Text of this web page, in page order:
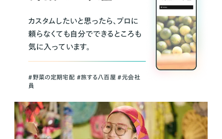
カスタムしたいと思ったら、プロに
頼らなくても自分でできるところも
気に入っています。
＃野菜の定期宅配 ＃旅する八百屋 ＃元会社
員